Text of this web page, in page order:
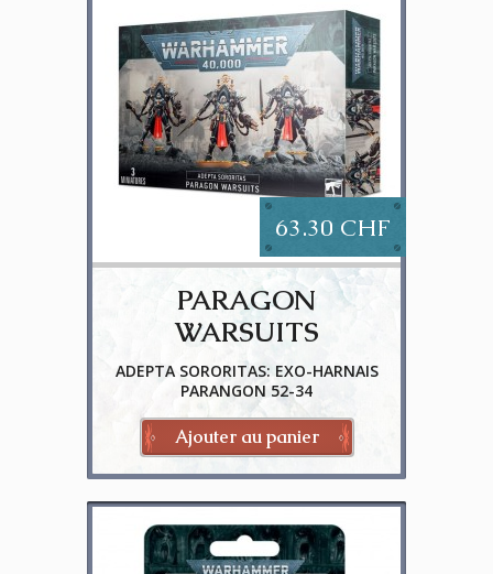
63.30 CHF
PARAGON
WARSUITS
ADEPTA SORORITAS: EXO-HARNAIS
PARANGON 52-34
Ajouter au panier